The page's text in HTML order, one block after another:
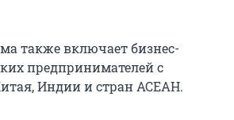
также включает бизнес-
предпринимателей с
Индии и стран АСЕАН.